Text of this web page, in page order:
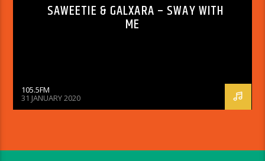
SAWEETIE & GALXARA – SWAY WITH
ME
105.5FM
31 JANUARY 2020